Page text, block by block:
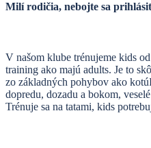
Milí rodičia, nebojte sa
V našom klube trénujeme kids
training ako majú adults. Je to
zo základných pohybov ako
dopredu, dozadu a bokom,
Trénuje sa na tatami, kids